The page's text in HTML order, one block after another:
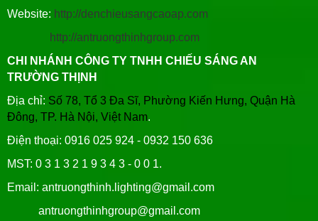
Website: http://denchieusangcaoap.com
http://antruongthinhgroup.com
CHI NHÁNH CÔNG TY TNHH CHIẾU SÁNG AN
TRƯỜNG THỊNH
Địa chỉ: Số 78, Tổ 3 Đa Sĩ, Phường Kiến Hưng, Quận Hà
Đông, TP. Hà Nội, Việt Nam.
Điện thoại: 0916 025 924 - 0932 150 636
MST: 0 3 1 3 2 1 9 3 4 3 - 0 0 1.
Email: antruongthinh.lighting@gmail.com
antruongthinhgroup@gmail.com